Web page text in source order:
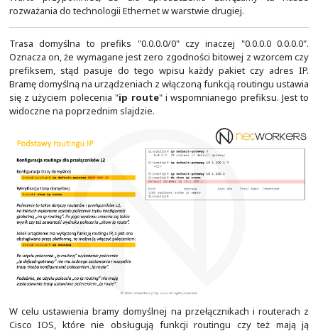
Na slajdzie te brakujące wpisy zostały oznaczone
Widać, że są one powiązane z podsieciami jakie
routerami, a adresem następnego przeskoku jest
To jego zadaniem będzie pokierowanie tych pakietów
końców, każdy z routerów powinien posiadać w tablicy
do każdej z podsieci.
Do konfiguracji routingu statycznego służy
konfiguracji globalnej "
prefiks z użyciem adresu sieci i maski oraz to, gdzie
tego celu można użyć adres IP sąsiedniego
wychodzący w kierunku sieci docelowej lub oba
jednocześnie.